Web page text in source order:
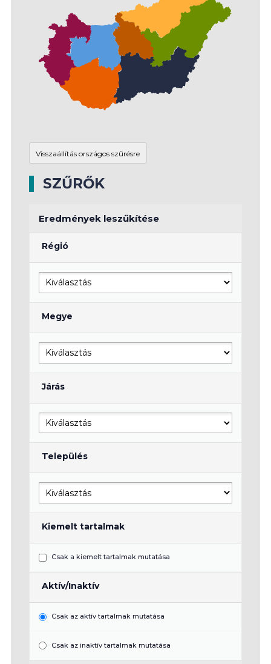
SZŰRŐK
Eredmények leszűkítése
Régió
Megye
Járás
Település
Kiemelt tartalmak
Csak a kiemelt tartalmak mutatása
Aktív/Inaktív
Csak az aktív tartalmak mutatása
Csak az inaktív tartalmak mutatása